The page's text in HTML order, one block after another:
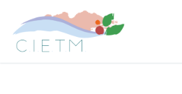
contenu